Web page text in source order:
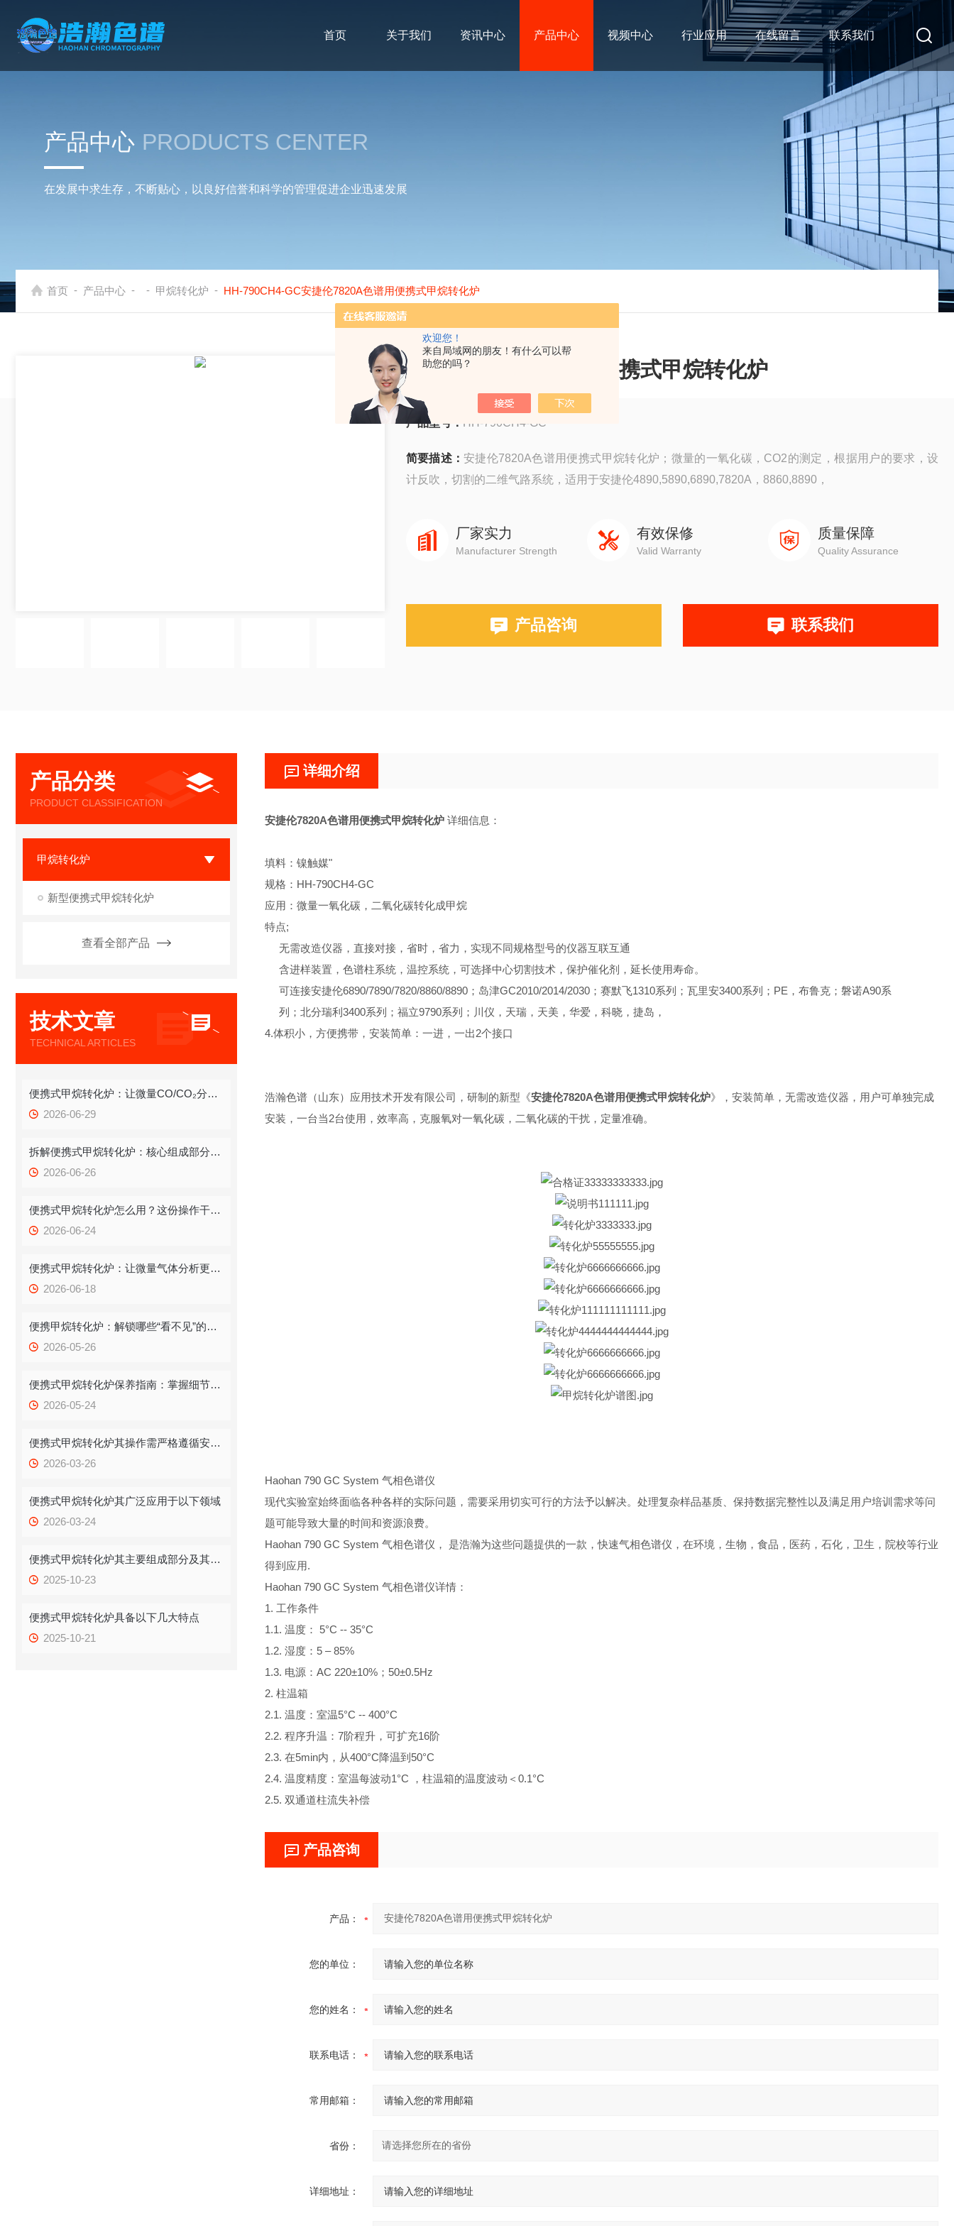
欢迎您！
来自局域网的朋友！有什么可以帮
助您的吗？
首页 关于我们 资讯中心 产品中心 视频中心 行业应用 在线留言 联系我们
产品中心 PRODUCTS CENTER
在发展中求生存，不断贴心，以良好信誉和科学的管理促进企业迅速发展
首页 - 产品中心 - - 甲烷转化炉 - HH-790CH4-GC安捷伦7820A色谱用便携式甲烷转化炉
安捷伦7820A色谱用便携式甲烷转化炉
产品型号： HH-790CH4-GC
简要描述： 安捷伦7820A色谱用便携式甲烷转化炉；微量的一氧化碳，CO2的测定，根据用户的要求，设
计反吹，切割的二维气路系统，适用于安捷伦4890,5890,6890,7820A，8860,8890，
厂家实力
Manufacturer Strength
有效保修
Valid Warranty
质量保障
Quality Assurance
产品咨询 联系我们
产品分类
PRODUCT CLASSIFICATION
甲烷转化炉
新型便携式甲烷转化炉
查看全部产品
技术文章
TECHNICAL ARTICLES
便携式甲烷转化炉：让微量CO/CO₂分析告别“大动干戈”
2026-06-29
拆解便携式甲烷转化炉：核心组成部分藏着哪些运行密码？
2026-06-26
便携式甲烷转化炉怎么用？这份操作干货，新手也能快速拿捏
2026-06-24
便携式甲烷转化炉：让微量气体分析更高效、更灵活
2026-06-18
便携甲烷转化炉：解锁哪些“看不见”的多元应用场景？
2026-05-26
便携式甲烷转化炉保养指南：掌握细节，让设备稳定“在线”
2026-05-24
便携式甲烷转化炉其操作需严格遵循安全与规范流程
2026-03-26
便携式甲烷转化炉其广泛应用于以下领域
2026-03-24
便携式甲烷转化炉其主要组成部分及其功能如下
2025-10-23
便携式甲烷转化炉具备以下几大特点
2025-10-21
详细介绍
安捷伦7820A色谱用便携式甲烷转化炉 详细信息：
填料：镍触媒"
规格：HH-790CH4-GC
应用：微量一氧化碳，二氧化碳转化成甲烷
特点;
无需改造仪器，直接对接，省时，省力，实现不同规格型号的仪器互联互通
含进样装置，色谱柱系统，温控系统，可选择中心切割技术，保护催化剂，延长使用寿命。
可连接安捷伦6890/7890/7820/8860/8890；岛津GC2010/2014/2030；赛默飞1310系列；瓦里安3400系列；PE，布鲁克；磐诺A90系
列；北分瑞利3400系列；福立9790系列；川仪，天瑞，天美，华爱，科晓，捷岛，
4.体积小，方便携带，安装简单：一进，一出2个接口
浩瀚色谱（山东）应用技术开发有限公司，研制的新型《安捷伦7820A色谱用便携式甲烷转化炉》，安装简单，无需改造仪器，用户可单独完成
安装，一台当2台使用，效率高，克服氧对一氧化碳，二氧化碳的干扰，定量准确。
Haohan 790 GC System 气相色谱仪
现代实验室始终面临各种各样的实际问题，需要采用切实可行的方法予以解决。处理复杂样品基质、保持数据完整性以及满足用户培训需求等问
题可能导致大量的时间和资源浪费。
Haohan 790 GC System 气相色谱仪， 是浩瀚为这些问题提供的一款，快速气相色谱仪，在环境，生物，食品，医药，石化，卫生，院校等行业
得到应用.
Haohan 790 GC System 气相色谱仪详情：
1. 工作条件
1.1. 温度： 5°C -- 35°C
1.2. 湿度：5 – 85%
1.3. 电源：AC 220±10%；50±0.5Hz
2. 柱温箱
2.1. 温度：室温5°C -- 400°C
2.2. 程序升温：7阶程升，可扩充16阶
2.3. 在5min内，从400°C降温到50°C
2.4. 温度精度：室温每波动1°C ，柱温箱的温度波动＜0.1°C
2.5. 双通道柱流失补偿
产品咨询
产品：
您的单位：
您的姓名：
联系电话：
常用邮箱：
省份：
详细地址：